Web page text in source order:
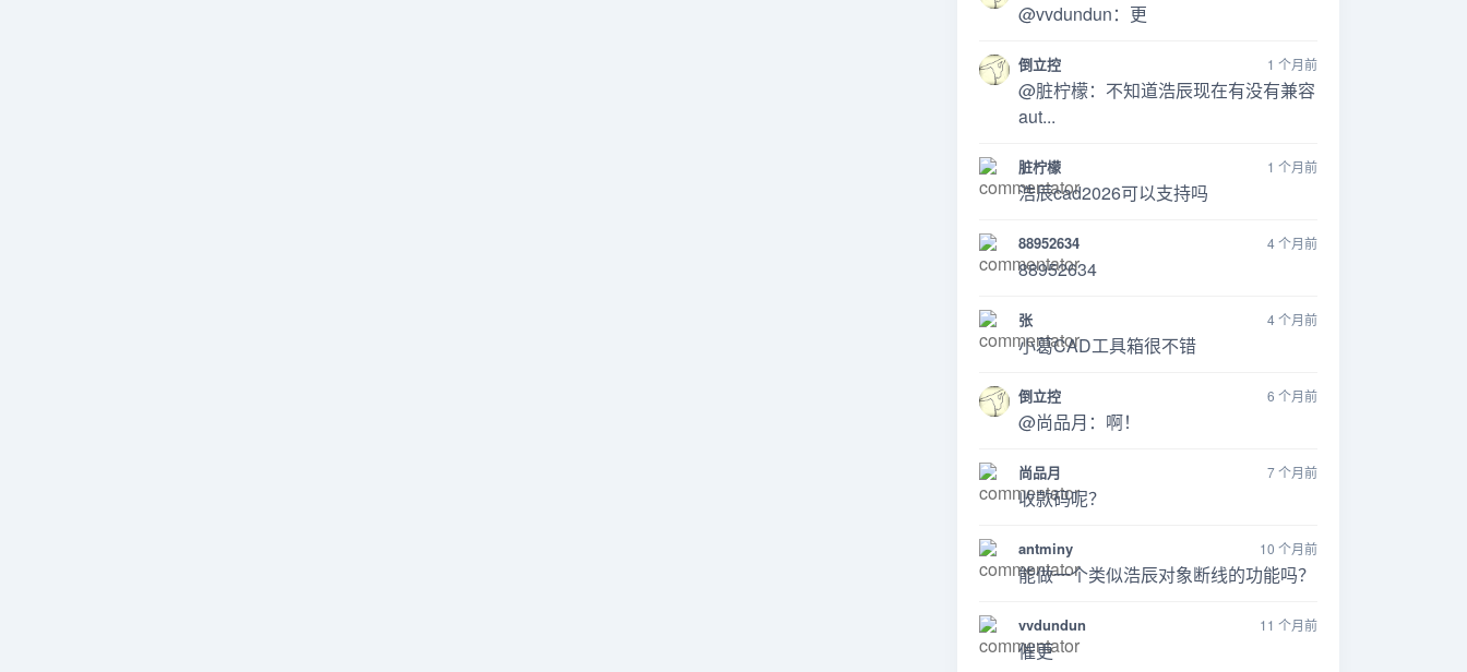
@vvdundun：更
倒立控 1 个月前
@脏柠檬：不知道浩辰现在有没有兼容
aut...
脏柠檬 1 个月前
浩辰cad2026可以支持吗
88952634 4 个月前
88952634
张 4 个月前
小葛CAD工具箱很不错
倒立控 6 个月前
@尚品月：啊！
尚品月 7 个月前
收款码呢？
antminy 10 个月前
能做一个类似浩辰对象断线的功能吗？
vvdundun 11 个月前
催更